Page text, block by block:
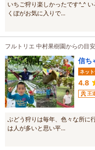
いちご狩り楽しかったです^_^
くぼがお気に入りで...
フルトリエ 中村果樹園からの目
信ち
ネッ
4.8
王
ぶどう狩りは毎年、色々な所に
は人が多いと思い平...